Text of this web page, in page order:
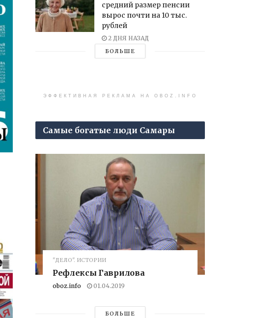
средний размер пенсии
вырос почти на 10 тыс.
рублей
2 ДНЯ НАЗАД
БОЛЬШЕ
ЭФФЕКТИВНАЯ РЕКЛАМА НА OBOZ.INFO
Самые богатые люди Самары
"ДЕЛО". ИСТОРИИ
Рефлексы Гаврилова
oboz.info 01.04.2019
БОЛЬШЕ